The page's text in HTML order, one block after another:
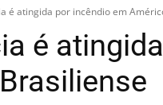
é atingida por incêndio em
é